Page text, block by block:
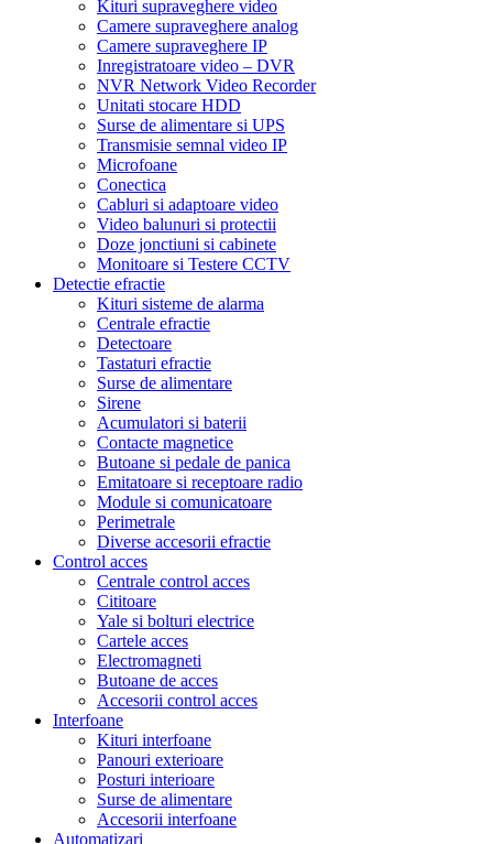
Kituri supraveghere video
Camere supraveghere analog
Camere supraveghere IP
Inregistratoare video – DVR
NVR Network Video Recorder
Unitati stocare HDD
Surse de alimentare si UPS
Transmisie semnal video IP
Microfoane
Conectica
Cabluri si adaptoare video
Video balunuri si protectii
Doze jonctiuni si cabinete
Monitoare si Testere CCTV
Detectie efractie
Kituri sisteme de alarma
Centrale efractie
Detectoare
Tastaturi efractie
Surse de alimentare
Sirene
Acumulatori si baterii
Contacte magnetice
Butoane si pedale de panica
Emitatoare si receptoare radio
Module si comunicatoare
Perimetrale
Diverse accesorii efractie
Control acces
Centrale control acces
Cititoare
Yale si bolturi electrice
Cartele acces
Electromagneti
Butoane de acces
Accesorii control acces
Interfoane
Kituri interfoane
Panouri exterioare
Posturi interioare
Surse de alimentare
Accesorii interfoane
Automatizari